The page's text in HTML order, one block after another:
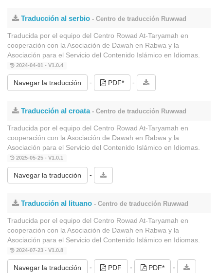
Traducción al serbio - Centro de traducción Ruwwad
Traducida por el equipo del Centro Rowad At-Taryamah en
cooperación con la Asociación de Dawah en Rabwa y la
Asociación para el Servicio del Contenido Islámico en Idiomas.
2024-04-01 - V1.0.4
Navegar la traducción - PDF* -
Traducción al croata- Centro de traducción Ruwwad
Traducida por el equipo del Centro Rowad At-Taryamah en
cooperación con la Asociación de Dawah en Rabwa y la
Asociación para el Servicio del Contenido Islámico en Idiomas.
2025-05-25 - V1.0.1
Navegar la traducción -
Traducción al lituano - Centro de traducción Ruwwad
Traducida por el equipo del Centro Rowad At-Taryamah en
cooperación con la Asociación de Dawah en Rabwa y la
Asociación para el Servicio del Contenido Islámico en Idiomas.
2024-07-23 - V1.0.8
Navegar la traducción - PDF - PDF* -